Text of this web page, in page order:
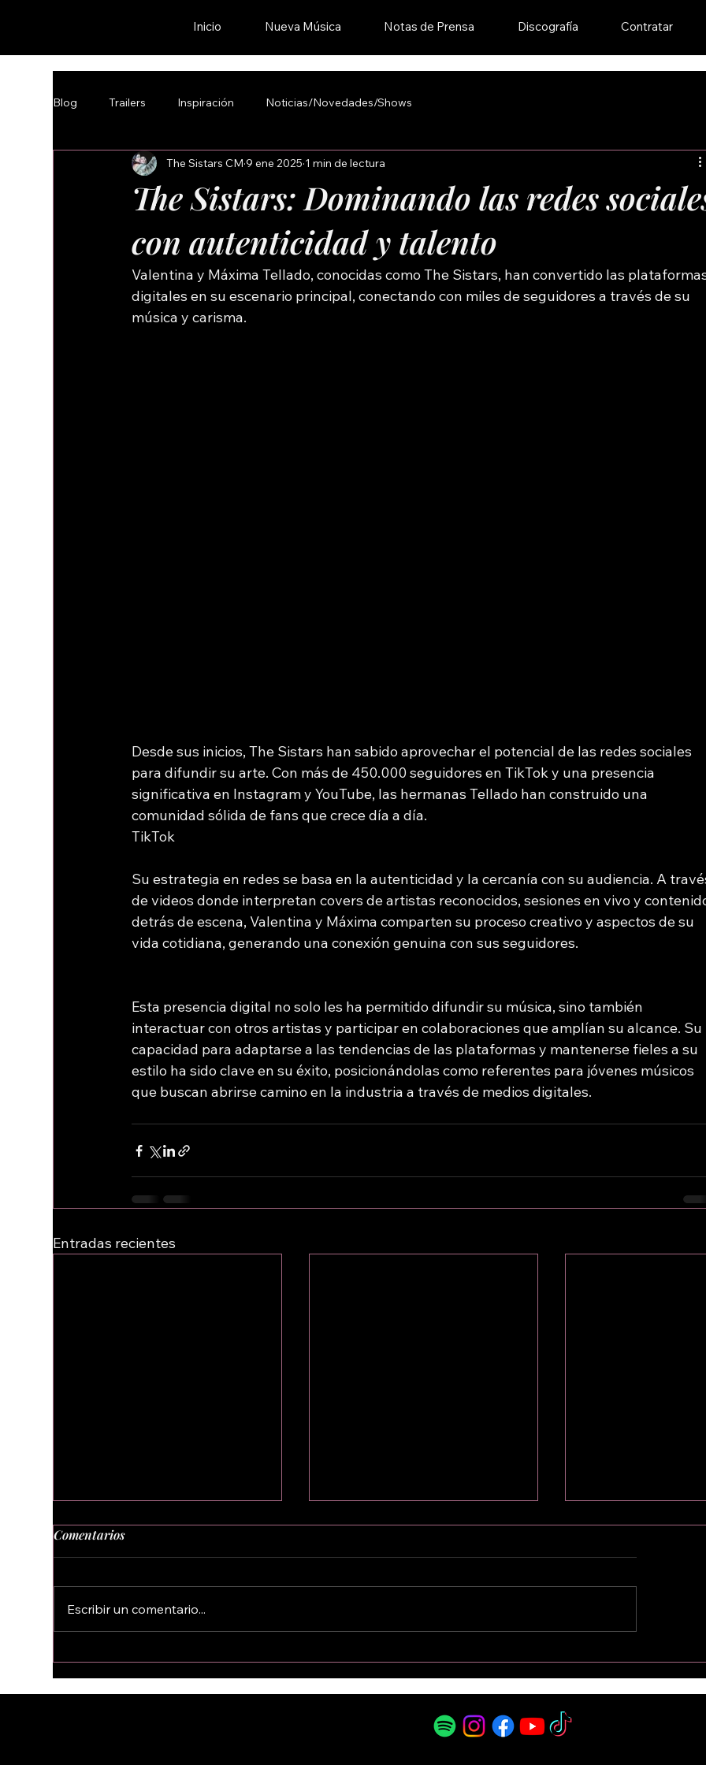
Inicio Nueva Música Notas de Prensa Discografía Contratar
Blog Trailers Inspiración Noticias/Novedades/Shows
The Sistars: Dominando las redes
con autenticidad y talento
The Sistars CM 9 ene 2025 1 min de lectura
Valentina y Máxima Tellado, conocidas como The Sistars, han convertido las
digitales en su escenario principal, conectando con miles de seguidores a través de su
música y carisma.
Desde sus inicios, The Sistars han sabido aprovechar el potencial de las redes sociales
para difundir su arte. Con más de 450.000 seguidores en TikTok y una presencia
significativa en Instagram y YouTube, las hermanas Tellado han construido una
comunidad sólida de fans que crece día a día.
TikTok
Su estrategia en redes se basa en la autenticidad y la cercanía con su audiencia. A
de videos donde interpretan covers de artistas reconocidos, sesiones en vivo y
detrás de escena, Valentina y Máxima comparten su proceso creativo y aspectos de su
vida cotidiana, generando una conexión genuina con sus seguidores.
Esta presencia digital no solo les ha permitido difundir su música, sino también
interactuar con otros artistas y participar en colaboraciones que amplían su alcance. Su
capacidad para adaptarse a las tendencias de las plataformas y mantenerse fieles a su
estilo ha sido clave en su éxito, posicionándolas como referentes para jóvenes músicos
que buscan abrirse camino en la industria a través de medios digitales.
Entradas recientes
Ya salió "LA LUZ"
"Buenas Noches En Familia"!
✨
'Había que
Revelaciones,
Comentarios
Escribir un comentario...